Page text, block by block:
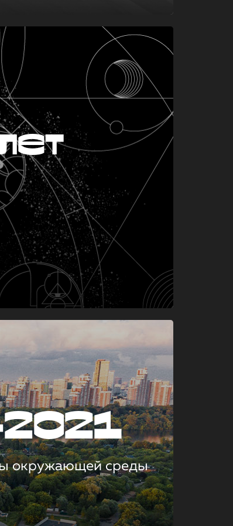
2021
окружающей среды